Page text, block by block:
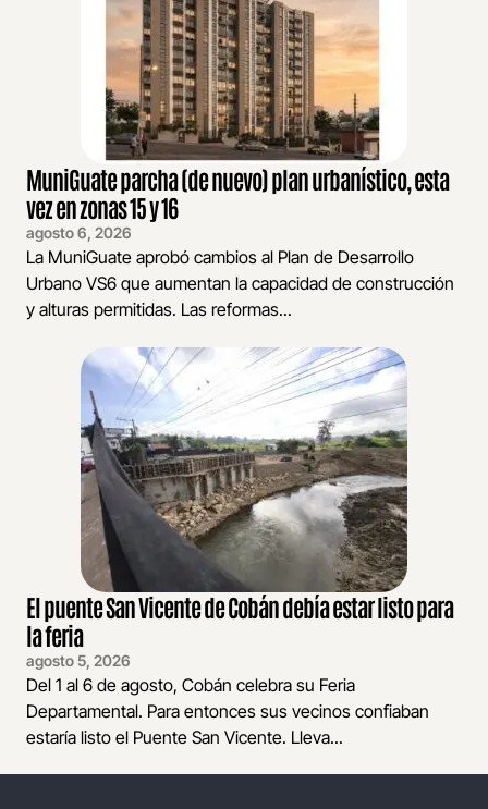
MuniGuate parcha (de nuevo) plan urbanístico, esta
vez en zonas 15 y 16
agosto 6, 2026
La MuniGuate aprobó cambios al Plan de Desarrollo
Urbano VS6 que aumentan la capacidad de construcción
y alturas permitidas. Las reformas...
El puente San Vicente de Cobán debía estar listo para
la feria
agosto 5, 2026
Del 1 al 6 de agosto, Cobán celebra su Feria
Departamental. Para entonces sus vecinos confiaban
estaría listo el Puente San Vicente. Lleva...